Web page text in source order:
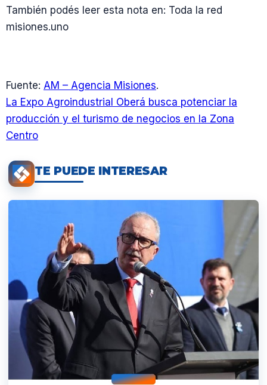
También podés leer esta nota en: Toda la red
misiones.uno
Fuente: AM – Agencia Misiones.
La Expo Agroindustrial Oberá busca potenciar la
producción y el turismo de negocios en la Zona
Centro
TE PUEDE INTERESAR